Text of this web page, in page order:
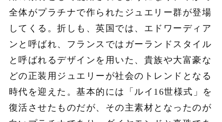
全体がプラチナで作られたジュエリー群が登場
してくる。折しも、英国では、エドワーディア
ンと呼ばれ、フランスではガーランドスタイル
と呼ばれるデザインを用いた、貴族や大富豪な
どの正装用ジュエリーが社会のトレンドとなる
時代を迎えた。基本的には「ルイ16世様式」を
復活させたものだが、その主素材となったのが